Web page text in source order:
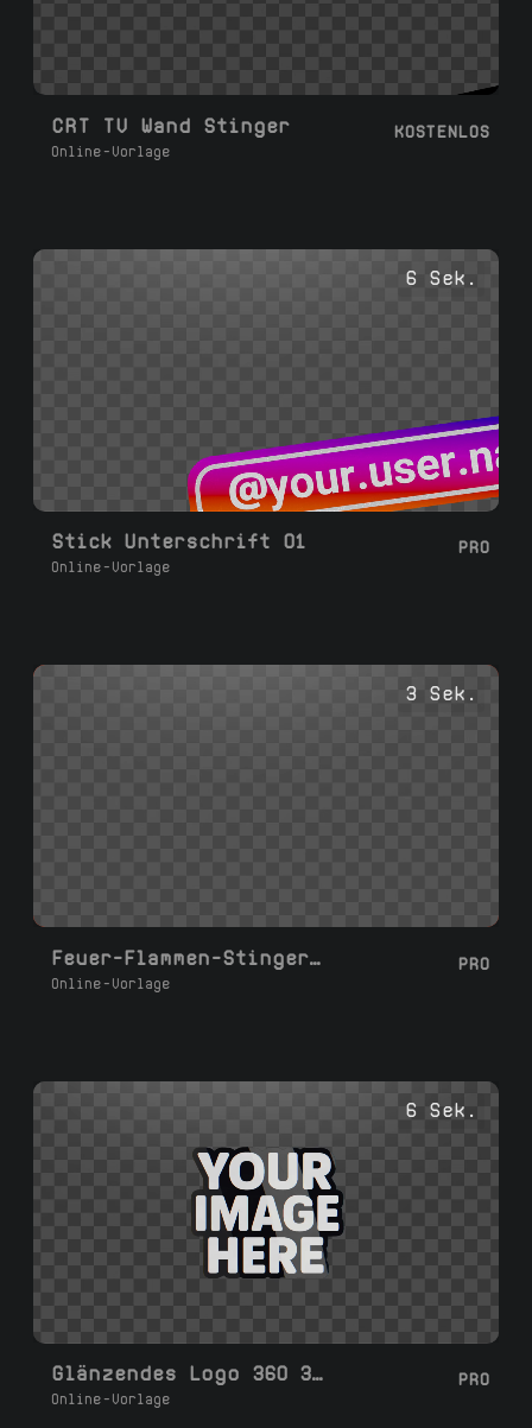
CRT TV Wand Stinger
Online-Vorlage
KOSTENLOS
6 Sek.
Stick Unterschrift 01
Online-Vorlage
PRO
3 Sek.
Feuer-Flammen-Stinger-Übergang für Streams
Online-Vorlage
PRO
6 Sek.
Glänzendes Logo 360 3D Spin-Loop
Online-Vorlage
PRO